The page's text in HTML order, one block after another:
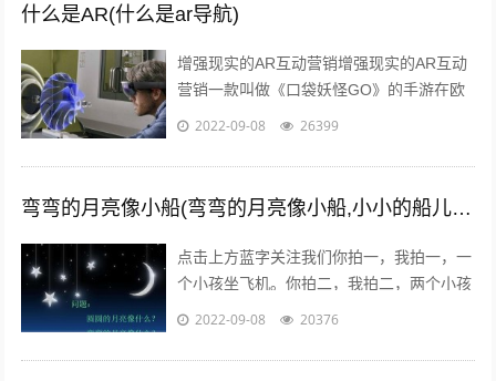
什么是AR(什么是ar导航)
增强现实的AR互动营销增强现实的AR互动
营销一款叫做《口袋妖怪GO》的手游在欧
美火了，在还未上线的中国，
经...
2022-09-08 26399
弯弯的月亮像小船(弯弯的月亮像小船,小小的船儿两头尖)
点击上方蓝字关注我们你拍一，我拍一，一
个小孩坐飞机。你拍二，我拍二，两个小孩
丢手绢。你拍三，我拍三，三个小孩来搬
你...
2022-09-08 20376